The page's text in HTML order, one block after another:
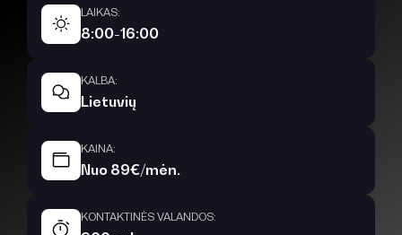
LAIKAS:
8:00-16:00
KALBA:
Lietuvių
KAINA:
Nuo 89€/mėn.
KONTAKTINĖS VALANDOS: